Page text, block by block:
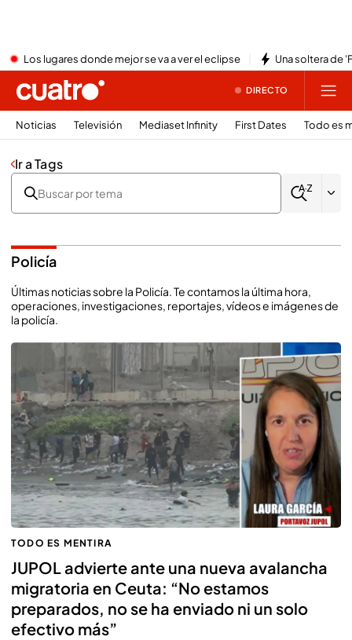
Los lugares donde mejor se va a ver el eclipse Una soltera de
DIRECTO
Noticias Televisión Mediaset Infinity First Dates Todo es
Ir a Tags
Policía
Últimas noticias sobre la Policía. Te contamos la última hora,
operaciones, investigaciones, reportajes, vídeos e imágenes de
la policía.
TODO ES MENTIRA
JUPOL advierte ante una nueva avalancha
migratoria en Ceuta: “No estamos
preparados, no se ha enviado ni un solo
efectivo más”